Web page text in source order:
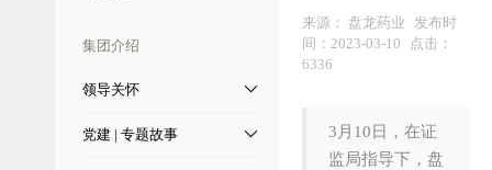
集团介绍
领导关怀
党建 | 专题故事
来源： 盘龙药业 发布时
间： 2023-03-10
点击：
6336
3月10日，在证
监局指导下，盘